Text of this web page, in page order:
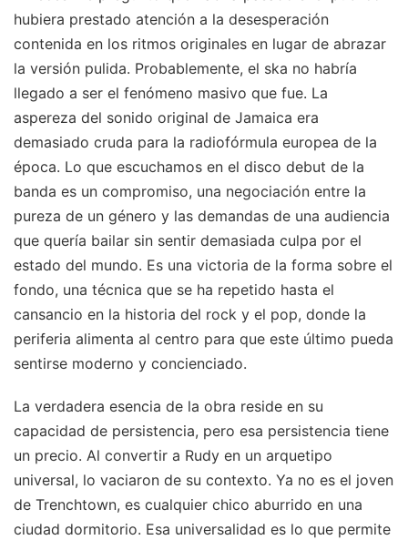
hubiera prestado atención a la desesperación
contenida en los ritmos originales en lugar de abrazar
la versión pulida. Probablemente, el ska no habría
llegado a ser el fenómeno masivo que fue. La
aspereza del sonido original de Jamaica era
demasiado cruda para la radiofórmula europea de la
época. Lo que escuchamos en el disco debut de la
banda es un compromiso, una negociación entre la
pureza de un género y las demandas de una audiencia
que quería bailar sin sentir demasiada culpa por el
estado del mundo. Es una victoria de la forma sobre el
fondo, una técnica que se ha repetido hasta el
cansancio en la historia del rock y el pop, donde la
periferia alimenta al centro para que este último pueda
sentirse moderno y concienciado.
La verdadera esencia de la obra reside en su
capacidad de persistencia, pero esa persistencia tiene
un precio. Al convertir a Rudy en un arquetipo
universal, lo vaciaron de su contexto. Ya no es el joven
de Trenchtown, es cualquier chico aburrido en una
ciudad dormitorio. Esa universalidad es lo que permite